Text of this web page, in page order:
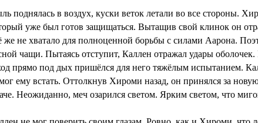
поднялась в воздух, куски веток летали во все стороны.
уже был готов защищаться. Вытащив свой клинок он
же не хватало для полноценной борьбы с силами Аарона.
чащи. Пытаясь отступит, Каллен отражал удары
прямо под дых пришёлся для него тяжёлым испытанием.
ему встать. Оттолкнув Хироми назад, он принялся за
Неожиданно, меч озарился светом. Ярким светом, что